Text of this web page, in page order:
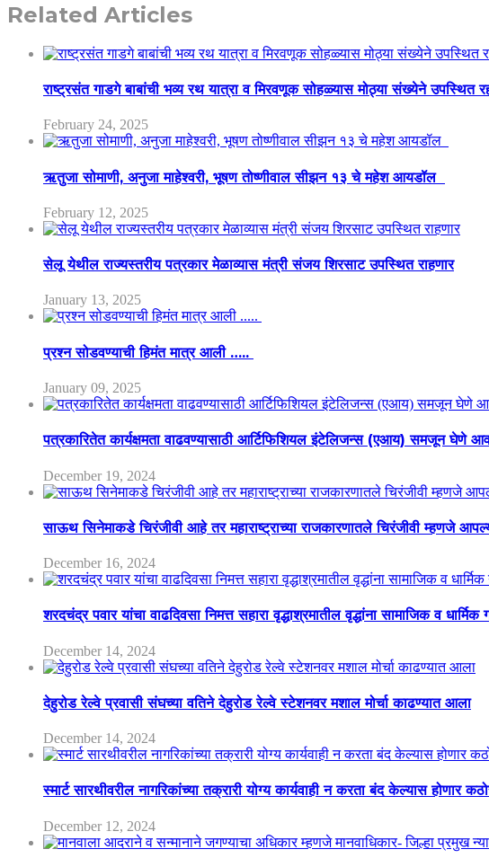
Related Articles
राष्ट्रसंत गाडगे बाबांची भव्य रथ यात्रा व मिरवणूक सोहळ्यास मोठ्या संख्येने उपस्थित
February 24, 2025
ऋतुजा सोमाणी, अनुजा माहेश्वरी, भूषण तोष्णीवाल सीझन १३ चे महेश आयडॉल
February 12, 2025
सेलू येथील राज्यस्तरीय पत्रकार मेळाव्यास मंत्री संजय शिरसाट उपस्थित राहणार
January 13, 2025
प्रश्न सोडवण्याची हिमंत मात्र आली …..
January 09, 2025
पत्रकारितेत कार्यक्षमता वाढवण्यासाठी आर्टिफिशियल इंटेलिजन्स (एआय) समजून
December 19, 2024
साऊथ सिनेमाकडे चिरंजीवी आहे तर महाराष्ट्राच्या राजकारणातले चिरंजीवी म्हणजे
December 16, 2024
शरदचंद्र पवार यांचा वाढदिवसा निमत्त सहारा वृद्धाश्रमातील वृद्धांना सामाजिक व
December 14, 2024
देहुरोड रेल्वे प्रवासी संघच्या वतिने देहुरोड रेल्वे स्टेशनवर मशाल मोर्चा काढण्यात आला
December 14, 2024
स्मार्ट सारथीवरील नागरिकांच्या तक्रारी योग्य कार्यवाही न करता बंद केल्यास होणार
December 12, 2024